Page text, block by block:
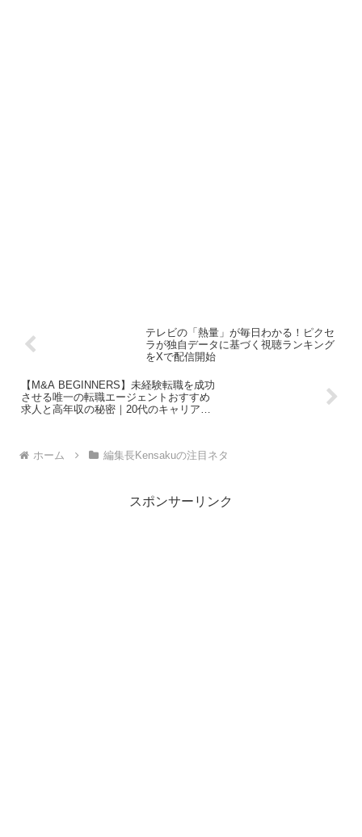
テレビの「熱量」が毎日わかる！ピクセ
ラが独自データに基づく視聴ランキング
をXで配信開始
【M&A BEGINNERS】未経験転職を成功
させる唯一の転職エージェントおすすめ
求人と高年収の秘密｜20代のキャリア戦
ホーム 編集長Kensakuの注目ネタ
スポンサーリンク